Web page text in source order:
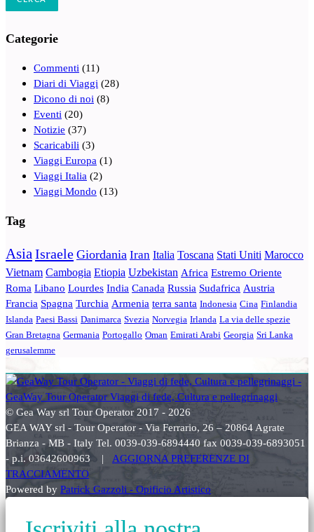
Categorie
Commenti (11)
Diari di Viaggi (28)
Dicono di noi (8)
Eventi (20)
Notizie (37)
Scaricabili (3)
Viaggi Europa (1)
Viaggi Italia (2)
Viaggi Mondo (13)
Tag
Asia Israele Giordania Iran Italia Toscana Stati Uniti Marocco
Vietnam Cambogia Etiopia Uzbekistan Africa Estremo Oriente
Roma Libano Lourdes India Canada Russia Sudafrica Austria
Francia Spagna Turchia Armenia terra santa Indonesia Cina Finlandia
Islanda Paesi Bassi Danimarca Svezia Norvegia Irlanda La via delle spezie
Gran Bretagna Germania Portogallo Oman Emirati Arabi Georgia Sri Lanka
gerusalemme
© Gea Way srl Tour Operator 2017 - 2026
GEA WAY srl - Tour Operator - Via Ferrario, 26 – 20864 Agrate
Brianza - MB - Italy Tel. 0039-039-6894440 fax 0039-039-6893051
- p.i. 03642600963 | AGGIORNA PREFERENZE DI
TRACCIAMENTO
Powered by Patrick Gazzoli - Opificio Artistico